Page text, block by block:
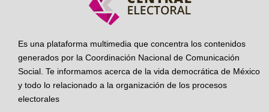
Es una plataforma multimedia que concentra los contenidos
generados por la Coordinación Nacional de Comunicación
Social. Te informamos acerca de la vida democrática de México
y todo lo relacionado a la organización de los procesos
electorales